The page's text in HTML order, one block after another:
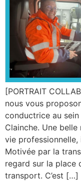
[PORTRAIT
nous vous
conductrice au
Clainche. Une
vie
Motivée par la
regard sur la place
transport. C’est […]